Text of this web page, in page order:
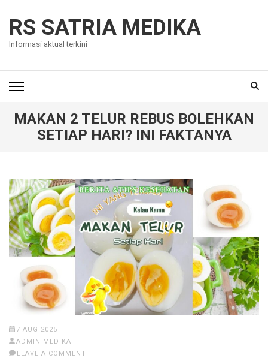
content
(Press
RS SATRIA MEDIKA
Informasi aktual terkini
MAKAN 2 TELUR REBUS BOLEHKAN
SETIAP HARI? INI FAKTANYA
7 AUG 2025
ADMIN MEDIKA
LEAVE A COMMENT